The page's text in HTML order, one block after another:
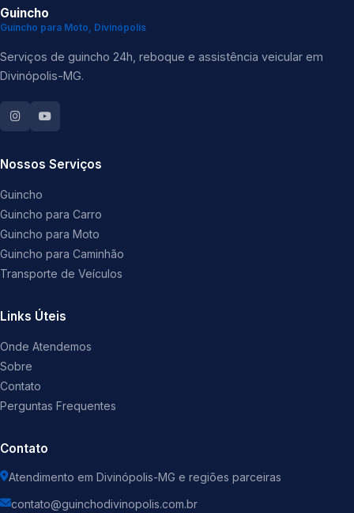
Guincho
Guincho para Moto, Divinópolis
Serviços de guincho 24h, reboque e assistência veicular em
Divinópolis-MG.
Nossos Serviços
Guincho
Guincho para Carro
Guincho para Moto
Guincho para Caminhão
Transporte de Veículos
Links Úteis
Onde Atendemos
Sobre
Contato
Perguntas Frequentes
Contato
Atendimento em Divinópolis-MG e regiões parceiras
contato@guinchodivinopolis.com.br